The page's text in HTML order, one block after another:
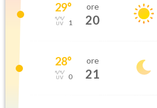
29°
1
ore
20
28°
0
ore
21